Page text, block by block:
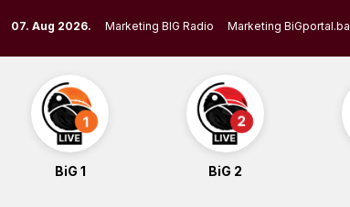
to
content
07. Aug 2026. Marketing BIG Radio Marketing BiGportal.ba
BiG 1 BiG 2